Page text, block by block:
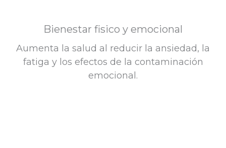
Bienestar fisico y emocional
Aumenta la salud al reducir la ansiedad, la
fatiga y los efectos de la contaminación
emocional.